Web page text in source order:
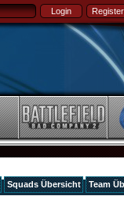
Squads Übersicht Team